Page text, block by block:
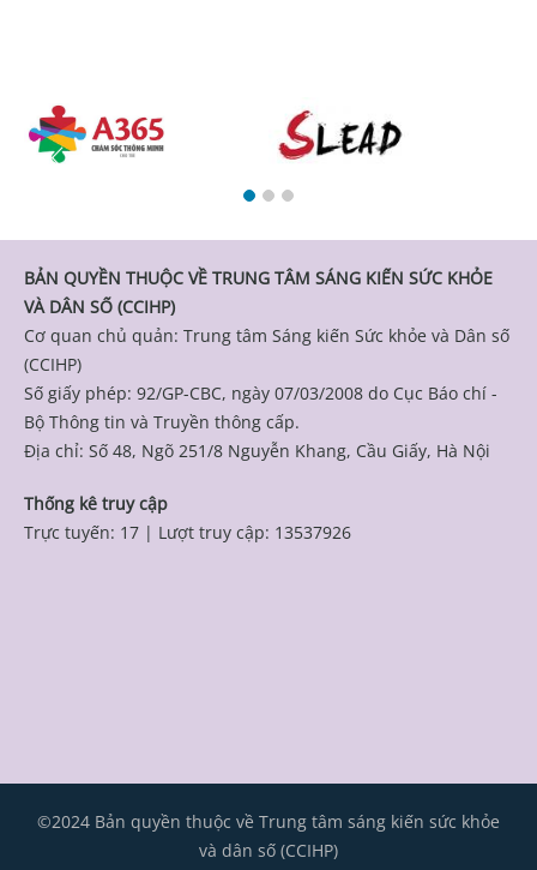
BẢN QUYỀN THUỘC VỀ TRUNG TÂM SÁNG KIẾN SỨC KHỎE
VÀ DÂN SỐ (CCIHP)
Cơ quan chủ quản: Trung tâm Sáng kiến Sức khỏe và Dân số
(CCIHP)
Số giấy phép: 92/GP-CBC, ngày 07/03/2008 do Cục Báo chí -
Bộ Thông tin và Truyền thông cấp.
Địa chỉ: Số 48, Ngõ 251/8 Nguyễn Khang, Cầu Giấy, Hà Nội
Thống kê truy cập
Trực tuyến: 17 | Lượt truy cập: 13537926
©2024 Bản quyền thuộc về Trung tâm sáng kiến sức khỏe
và dân số (CCIHP)